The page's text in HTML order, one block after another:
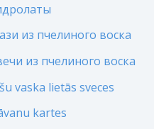
из пчелиного воска
из пчелиного воска
vaska lietās sveces
kartes